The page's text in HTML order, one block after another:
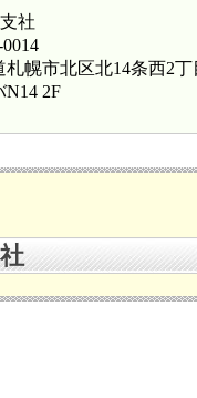
社
札幌市北区北14条西2丁
N14 2F